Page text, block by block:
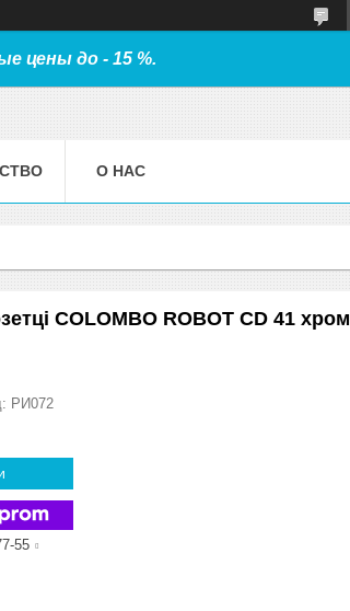
цены до - 15 %.
О НАС
COLOMBO ROBOT CD 41 хром
РИ072
55